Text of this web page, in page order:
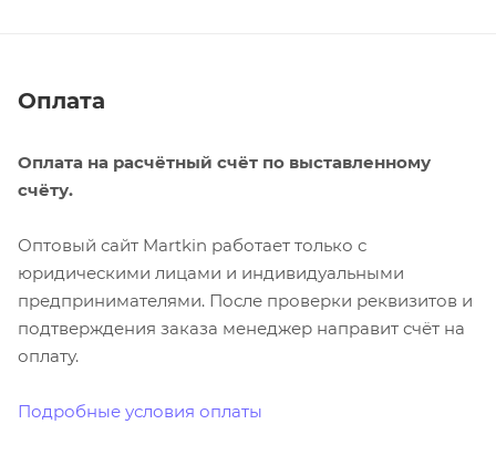
Оплата
Оплата на расчётный счёт по выставленному
счёту.
Оптовый сайт Martkin работает только с
юридическими лицами и индивидуальными
предпринимателями. После проверки реквизитов и
подтверждения заказа менеджер направит счёт на
оплату.
Подробные условия оплаты